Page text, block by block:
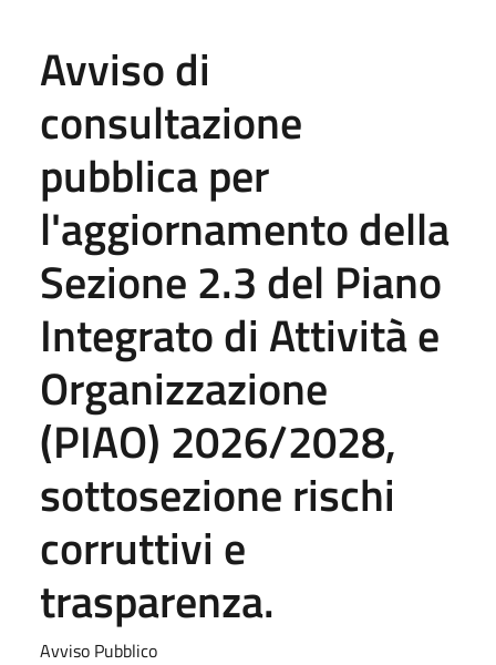
Avviso di
consultazione
pubblica per
l'aggiornamento della
Sezione 2.3 del Piano
Integrato di Attività e
Organizzazione
(PIAO) 2026/2028,
sottosezione rischi
corruttivi e
trasparenza.
Avviso Pubblico